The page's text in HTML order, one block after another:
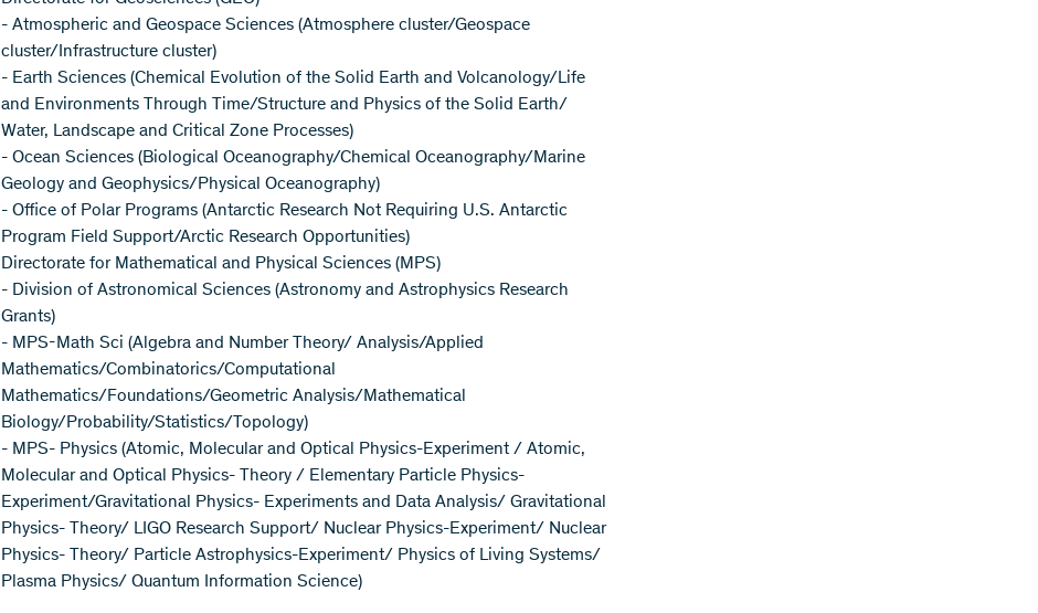
- Atmospheric and Geospace Sciences (Atmosphere cluster/Geospace
cluster/Infrastructure cluster)
- Earth Sciences (Chemical Evolution of the Solid Earth and Volcanology/Life
and Environments Through Time/Structure and Physics of the Solid Earth/
Water, Landscape and Critical Zone Processes)
- Ocean Sciences (Biological Oceanography/Chemical Oceanography/Marine
Geology and Geophysics/Physical Oceanography)
- Office of Polar Programs (Antarctic Research Not Requiring U.S. Antarctic
Program Field Support/Arctic Research Opportunities)
Directorate for Mathematical and Physical Sciences (MPS)
- Division of Astronomical Sciences (Astronomy and Astrophysics Research
Grants)
- MPS-Math Sci (Algebra and Number Theory/ Analysis/Applied
Mathematics/Combinatorics/Computational
Mathematics/Foundations/Geometric Analysis/Mathematical
Biology/Probability/Statistics/Topology)
- MPS- Physics (Atomic, Molecular and Optical Physics-Experiment / Atomic,
Molecular and Optical Physics- Theory / Elementary Particle Physics-
Experiment/Gravitational Physics- Experiments and Data Analysis/ Gravitational
Physics- Theory/ LIGO Research Support/ Nuclear Physics-Experiment/ Nuclear
Physics- Theory/ Particle Astrophysics-Experiment/ Physics of Living Systems/
Plasma Physics/ Quantum Information Science)